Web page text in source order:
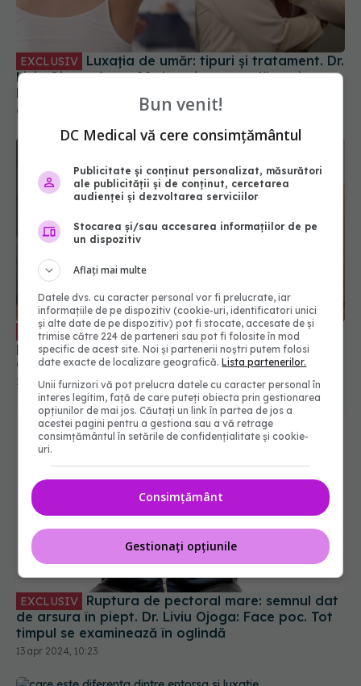
EXCLUSIV
Liviu Ojoga: Acum 20 de ani era regulă - prima
luxație egal imobilizare 3 săptămâni. Acum, prima
luxație egal operație
04 apr 2024, 14:57
EXCLUSIV Ce trebuie să faci dacă ți-ai luxat
piciorul. Dr. Vladimir Pușcașu: Măsuri
antiinflamatorii
26 dec 2024, 09:30
EXCLUSIV
de arsura în piept. Dr. Liviu Ojoga: Face poc. Tot
timpul se examinează în oglindă
13 apr 2024, 10:23
Bun venit!
DC Medical vă cere consimțământul
Publicitate și conținut personalizat, măsurători
ale publicității și de conținut, cercetarea
audienței și dezvoltarea serviciilor
Stocarea și/sau accesarea informațiilor de pe
un dispozitiv
Aflați mai multe
Datele dvs. cu caracter personal vor fi prelucrate, iar
informațiile de pe dispozitiv (cookie-uri, identificatori unici
și alte date de pe dispozitiv) pot fi stocate, accesate de și
trimise către 224 de parteneri sau pot fi folosite în mod
specific de acest site. Noi și partenerii noștri putem folosi
date exacte de localizare geografică.Lista partenerilor.
Unii furnizori vă pot prelucra datele cu caracter personal în
interes legitim, față de care puteți obiecta prin gestionarea
opțiunilor de mai jos. Căutați un link în partea de jos a
acestei pagini pentru a gestiona sau a vă retrage
consimțământul în setările de confidențialitate și cookie-
uri.
Consimțământ
Gestionați opțiunile